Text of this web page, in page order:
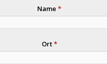
Name*
Ort*